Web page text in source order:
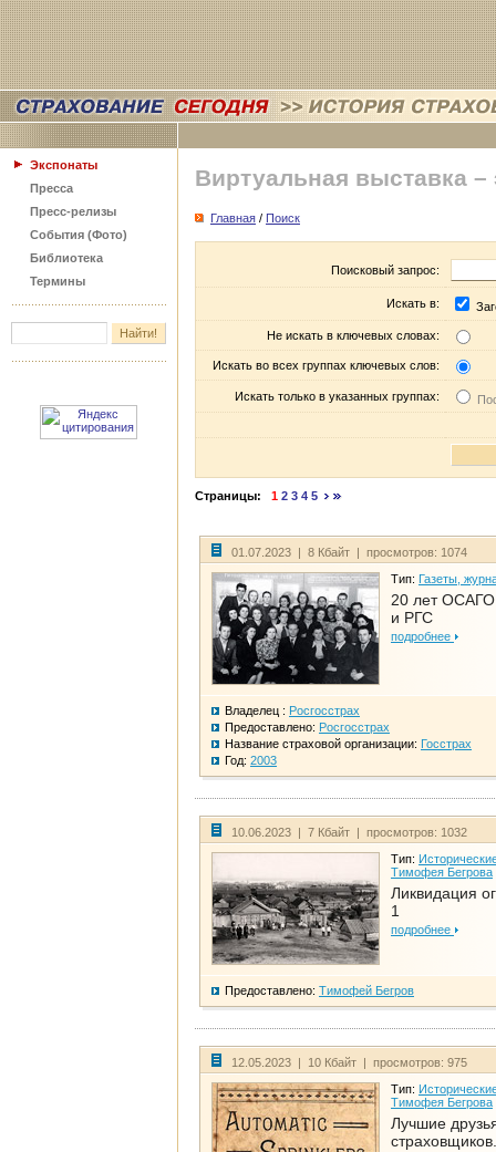
Экспонаты
Пресса
Пресс-релизы
События (Фото)
Библиотека
Термины
Виртуальная выставка –
Главная / Поиск
Поисковый запрос:
Искать в:
Не искать в ключевых словах:
Искать во всех группах ключевых слов:
Искать только в указанных группах:
Страницы: 1 2 3 4 5
01.07.2023 | 8 Кбайт | просмотров: 1074
Тип: Газеты,
20 лет
и РГС
подробнее
Владелец : Росгосстрах
Предоставлено: Росгосстрах
Название страховой организации: Госстрах
Год: 2003
10.06.2023 | 7 Кбайт | просмотров: 1032
Тип:
Тимофея Бегрова
Ликвидация
1
подробнее
Предоставлено: Тимофей Бегров
12.05.2023 | 10 Кбайт | просмотров: 975
Тип:
Тимофея Бегрова
Лучшие